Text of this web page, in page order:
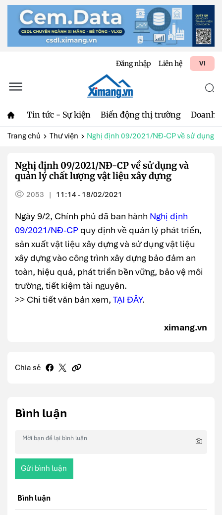
Đăng nhập Liên hệ VI
Tin tức - Sự kiện Biến động thị trường Doanh
Trang chủ Thư viện Nghị định 09/2021/NĐ-CP về sử dụng
Nghị định 09/2021/NĐ-CP về sử dụng và
quản lý chất lượng vật liệu xây dựng
2053 | 11:14 - 18/02/2021
Ngày 9/2, Chính phủ đã ban hành Nghị định
09/2021/NĐ-CP quy định về quản lý phát triển,
sản xuất vật liệu xây dựng và sử dụng vật liệu
xây dựng vào công trình xây dựng bảo đảm an
toàn, hiệu quả, phát triển bền vững, bảo vệ môi
trường, tiết kiệm tài nguyên.
>> Chi tiết văn bản xem, TẠI ĐÂY.
ximang.vn
Chia sẻ
Bình luận
Gửi bình luận
Bình luận